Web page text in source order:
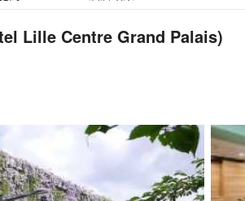
Lille Centre Grand Palais)